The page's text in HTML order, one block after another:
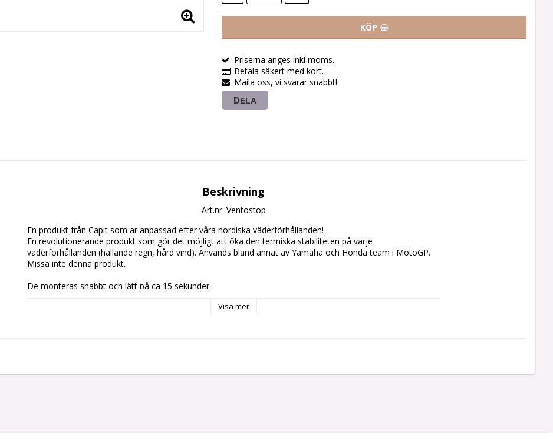
KÖP
Priserna anges inkl moms.
Betala säkert med kort.
Maila oss, vi svarar snabbt!
DELA
Beskrivning
Art.nr: Ventostop
En produkt från Capit som är anpassad efter våra nordiska väderförhållanden!
En revolutionerande produkt som gör det möjligt att öka den termiska stabiliteten på varje
väderförhållanden (hällande regn, hård vind). Används bland annat av Yamaha och Honda team i MotoGP.
Missa inte denna produkt.
De monteras snabbt och lätt på ca 15 sekunder.
Visa mer